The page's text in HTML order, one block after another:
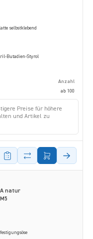
selbstklebend
Butadien-Styrol
Anzahl
ab 100
Preise für höhere
und Artikel zu
natur